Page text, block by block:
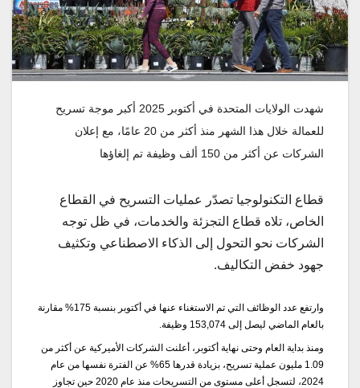
شهدت الولايات المتحدة في أكتوبر أكبر موجة تسريح
للعمالة خلال هذا الشهر منذ أكثر من عامًا، مع إعلان
الشركات عن أكثر من ألف وظيفة تم إلغاؤها
قطاع التكنولوجيا تصدّر عمليات التسريح في القطاع
الخاص، تلاه قطاع التجزئة والخدمات، في ظل توجه
الشركات نحو التحول إلى الذكاء الاصطناعي وتكثيف
جهود خفض التكاليف.
وارتفع عدد الوظائف التي تم الاستغناء عنها في أكتوبر بنسبة 175% مقارنة
بالعام الماضي ليصل إلى 153,074 وظيفة.
ومنذ بداية العام وحتى نهاية أكتوبر، أعلنت الشركات الأميركية عن أكثر من
1.09 مليون عملية تسريح، بزيادة قدرها 65% عن الفترة نفسها من عام
2024، لتسجل أعلى مستوى من التسريحات منذ عام 2020 حين تجاوز